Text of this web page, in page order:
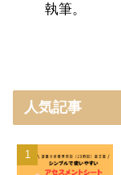
執筆。
人気記事